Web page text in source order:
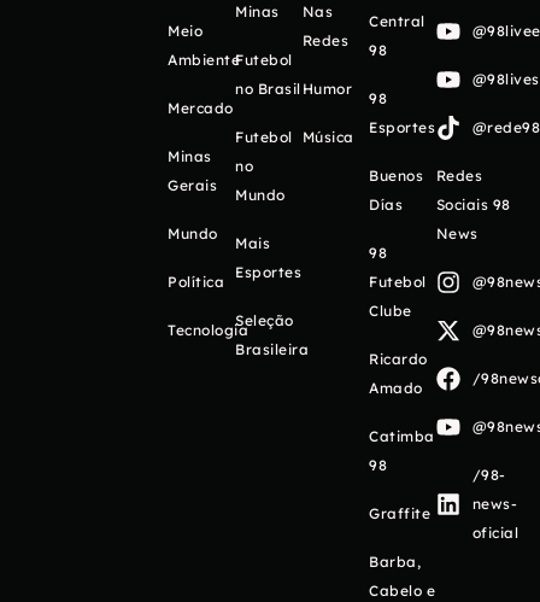
Meio
Ambiente
Mercado
Minas
Gerais
Mundo
Política
Tecnologia
Minas
Futebol
no Brasil
Futebol
no
Mundo
Mais
Esportes
Seleção
Brasileira
Nas
Redes
Humor
Música
Central
98
98
Esportes
Buenos
Días
98
Futebol
Clube
Ricardo
Amado
Catimba
98
Graffite
Barba,
Cabelo e
Redes
Sociais 98
News
/
/98-
news-
oficial